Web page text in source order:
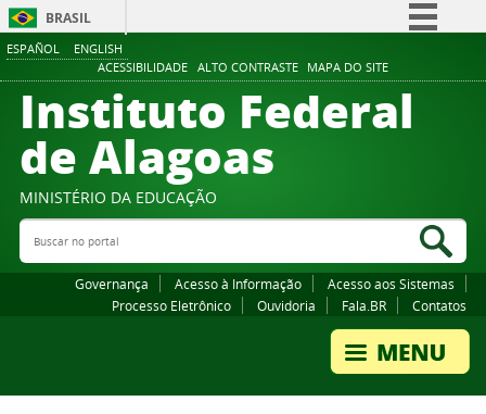
ESPAÑOL ENGLISH
ACESSIBILIDADE ALTO CONTRASTE MAPA DO SITE
BRASIL
Comunica BR
Participe
Canais
Instituto Federal
de Alagoas
MINISTÉRIO DA EDUCAÇÃO
Buscar no portal
Governança Acesso à Informação
Acesso aos Sistemas
Processo Eletrônico
Ouvidoria Fala.BR Contatos